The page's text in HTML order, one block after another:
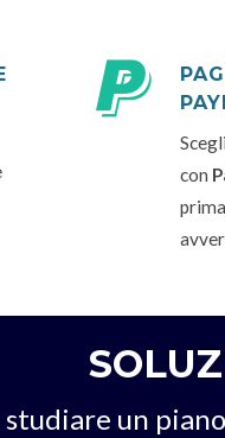
con
studiare un